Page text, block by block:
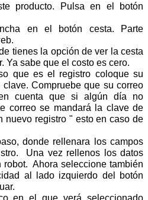
producto. Pulsa en el botón
en el botón cesta. Parte
tienes la opción de ver la cesta
Ya sabe que el costo es cero.
que es el registro coloque su
Compruebe que su correo
cuenta que si algún día no
correo se mandará la clave de
nuevo registro " esto en caso de
donde rellenara los campos
Una vez rellenos los datos
Ahora seleccione también
al lado izquierdo del botón
en el que verá seleccionado